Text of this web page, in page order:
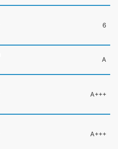
6
A
A+++
A+++